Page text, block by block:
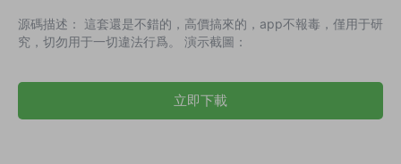
源碼描述： 這套還是不錯的，高價搞來的，app不報毒，僅用于研
究，切勿用于一切違法行爲。 演示截圖：
立即下載